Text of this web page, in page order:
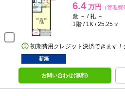
6.4 万円 （管理費
敷 － / 礼 －
1階 / 1K / 25.25㎡
初期費用クレジット決済できます！
新築
お問い合わせ(無料)